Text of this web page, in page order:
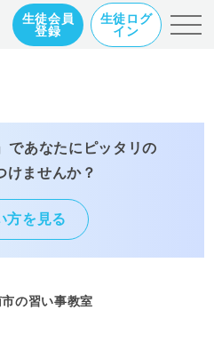
生徒会員
登録
生徒ログ
イン
であなたにピッタリの
けませんか？
方を見る
の習い事教室